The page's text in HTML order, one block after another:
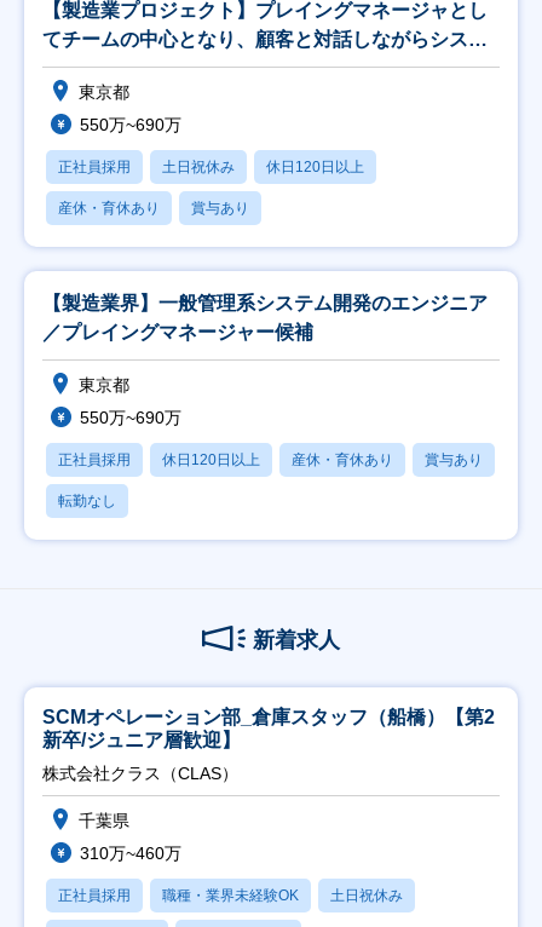
【製造業プロジェクト】プレイングマネージャとし
てチームの中心となり、顧客と対話しながらシステ
ム構築
東京都
550万~690万
正社員採用 土日祝休み 休日120日以上
産休・育休あり 賞与あり
【製造業界】一般管理系システム開発のエンジニア
／プレイングマネージャー候補
東京都
550万~690万
正社員採用 休日120日以上 産休・育休あり 賞与あり
転勤なし
新着求人
SCMオペレーション部_倉庫スタッフ（船橋）【第2
新卒/ジュニア層歓迎】
株式会社クラス（CLAS）
千葉県
310万~460万
正社員採用 職種・業界未経験OK 土日祝休み